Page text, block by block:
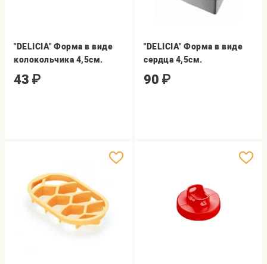
"DELICIA" Форма в виде
колокольчика 4,5см.
43 ₽
"DELICIA" Форма в виде
сердца 4,5см.
90 ₽